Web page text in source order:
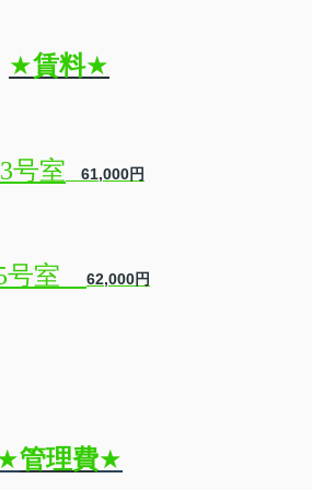
★賃料★
号室 61,000円
号室 62,000円
管理費★